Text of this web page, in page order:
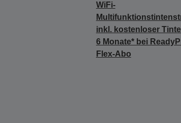
WiFi-
inkl. kostenloser
6 Monate* bei
Flex-Abo